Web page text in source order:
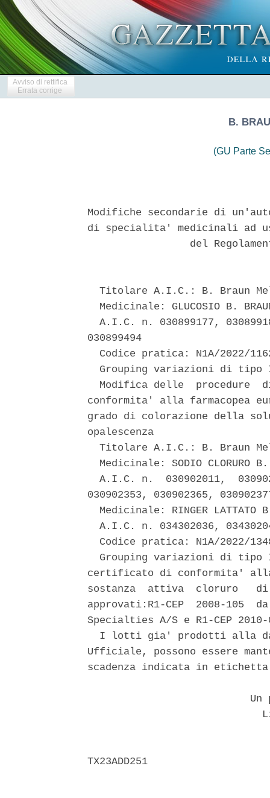
Avviso di rettifica
Errata corrige
B.
(GU Parte
Modifiche secondarie di
di specialita' medicinali ad
del
Titolare A.I.C.: B. Braun
Medicinale: GLUCOSIO B.
A.I.C. n. 030899177,
030899494
Codice pratica: N1A/2022/
Grouping variazioni di
Modifica delle  procedure
conformita' alla farmacopea
grado di colorazione della
opalescenza
Titolare A.I.C.: B. Braun
Medicinale: SODIO CLORURO
A.I.C. n.  030902011,
030902353, 030902365,
Medicinale: RINGER LATTATO
A.I.C. n. 034302036,
Codice pratica: N1A/2022/
Grouping variazioni di tipo
certificato di conformita' alla
sostanza  attiva  cloruro
approvati:R1-CEP  2008-105
Specialties A/S e R1-CEP
I lotti gia' prodotti alla
Ufficiale, possono essere
scadenza indicata in
Un